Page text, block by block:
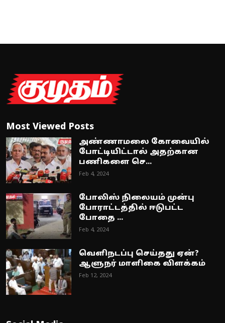
Most Viewed Posts
அண்ணாமலை கோவையில்
போட்டியிட்டால் அதற்கான
பணிகளை செ...
Feb 4, 2024
போலிஸ் நிலையம் முன்பு
போராட்டத்தில் ஈடுபட்ட
போதை ...
Feb 4, 2024
வெளிநடப்பு செய்தது ஏன்?
ஆளுநர் மாளிகை விளக்கம்
Feb 12, 2024